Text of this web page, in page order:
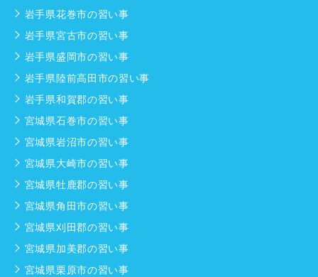
岩手県花巻市の習い事
岩手県宮古市の習い事
岩手県盛岡市の習い事
岩手県陸前高田市の習い事
岩手県和賀郡の習い事
宮城県石巻市の習い事
宮城県岩沼市の習い事
宮城県大崎市の習い事
宮城県牡鹿郡の習い事
宮城県角田市の習い事
宮城県刈田郡の習い事
宮城県加美郡の習い事
宮城県栗原市の習い事